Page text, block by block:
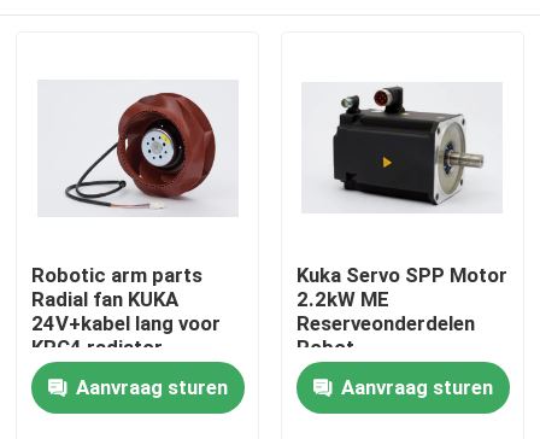
Robotic arm parts
Radial fan KUKA
24V+kabel lang voor
KRC4 radiator
Aanvraag sturen
Kuka Servo SPP Motor
2.2kW ME
Reserveonderdelen
Robot
MG_120_110_25_S0
Aanvraag sturen